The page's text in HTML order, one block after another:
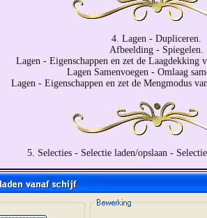
4. Lagen - Dupliceren.
Afbeelding - Spiegelen.
Lagen - Eigenschappen en zet de Laagdekking
Lagen Samenvoegen - Omlaag
Lagen - Eigenschappen en zet de Mengmodus
5. Selecties - Selectie laden/opslaan -